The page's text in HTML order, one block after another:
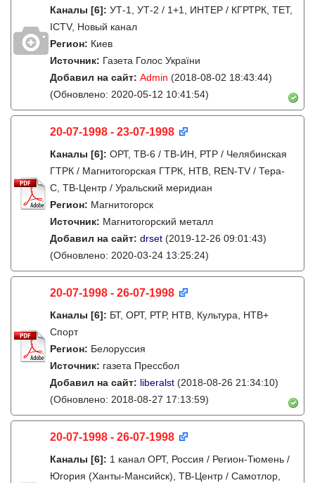
Каналы [6]: УТ-1, УТ-2 / 1+1, ИНТЕР / КГРТРК, ТЕТ,
ICTV, Новый канал
Регион: Киев
Источник: Газета Голос України
Добавил на сайт: Admin (2018-08-02 18:43:44)
(Обновлено: 2020-05-12 10:41:54)
20-07-1998 - 23-07-1998
Каналы [6]: ОРТ, ТВ-6 / ТВ-ИН, РТР / Челябинская
ГТРК / Магнитогорская ГТРК, НТВ, REN-TV / Тера-
С, ТВ-Центр / Уральский меридиан
Регион: Магнитогорск
Источник: Магнитогорский металл
Добавил на сайт: drset (2019-12-26 09:01:43)
(Обновлено: 2020-03-24 13:25:24)
20-07-1998 - 26-07-1998
Каналы [6]: БТ, ОРТ, РТР, НТВ, Культура, НТВ+
Спорт
Регион: Белоруссия
Источник: газета Прессбол
Добавил на сайт: liberalst (2018-08-26 21:34:10)
(Обновлено: 2018-08-27 17:13:59)
20-07-1998 - 26-07-1998
Каналы [6]: 1 канал ОРТ, Россия / Регион-Тюмень /
Югория (Ханты-Мансийск), ТВ-Центр / Самотлор,